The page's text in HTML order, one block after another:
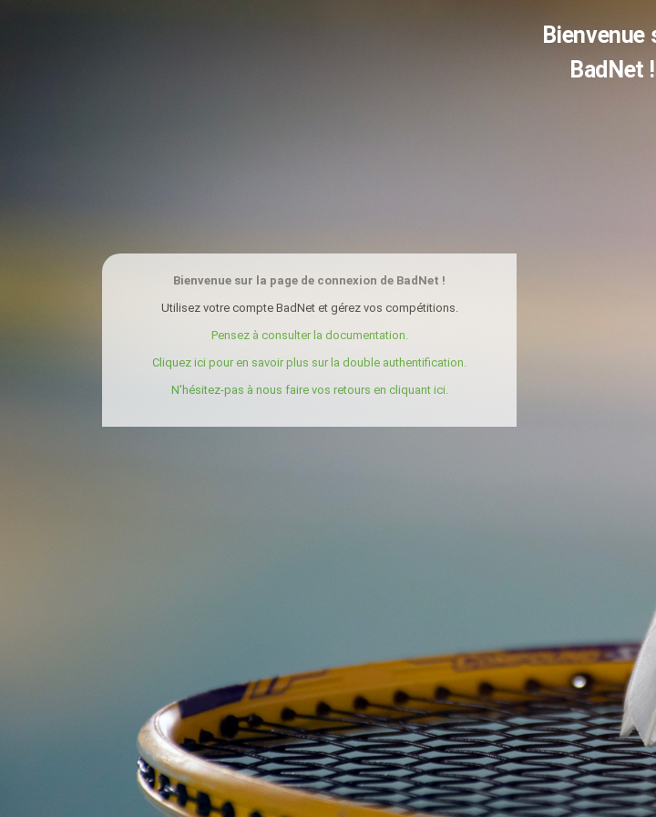
Bienvenue
BadNet !
Bienvenue sur la page de connexion de BadNet !
Utilisez votre compte BadNet et gérez vos compétitions.
Pensez à consulter la documentation.
Cliquez ici pour en savoir plus sur la double authentification.
N'hésitez-pas à nous faire vos retours en cliquant ici.